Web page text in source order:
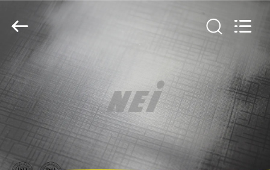
HAUS
PRODUKTE
SHOW
MATERIAL CO., LTD..
Reserved.